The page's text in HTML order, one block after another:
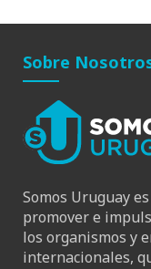
Sobre
Somos Uruguay
promover e
los organismos y
internacionales,